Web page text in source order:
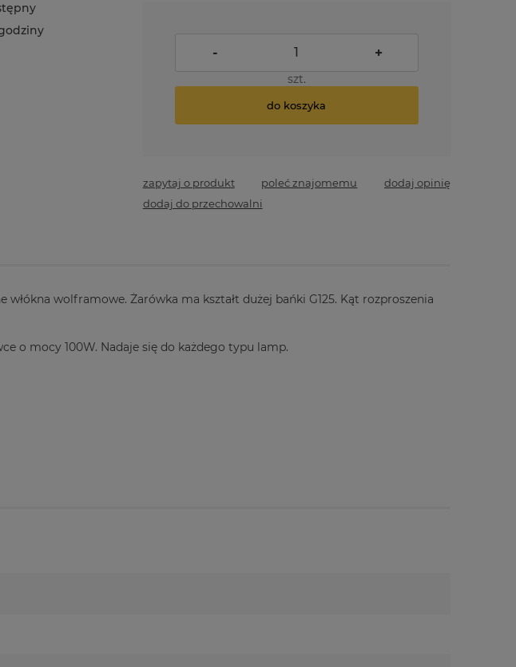
- +
szt.
do koszyka
zapytaj o produkt poleć znajomemu
dodaj opinię
dodaj do przechowalni
wolframowe. Żarówka ma kształt dużej bańki G125. Kąt rozproszenia
o mocy 100W. Nadaje się do każdego typu lamp.